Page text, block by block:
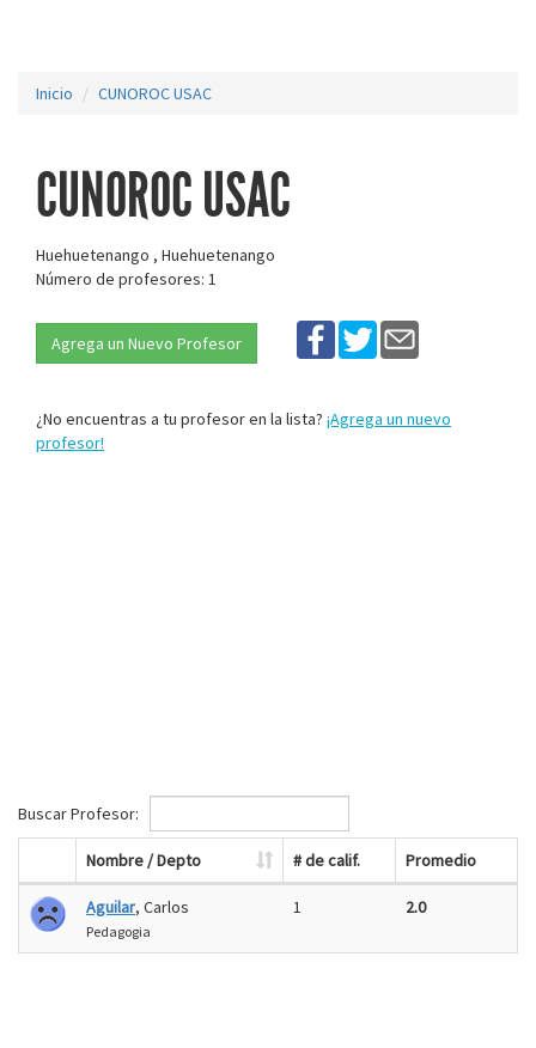
Inicio CUNOROC USAC
CUNOROC USAC
Huehuetenango , Huehuetenango
Número de profesores: 1
Agrega un Nuevo Profesor
¿No encuentras a tu profesor en la lista? ¡Agrega un nuevo
profesor!
Buscar Profesor:
Nombre / Depto # de calif. Promedio
Aguilar, Carlos
Pedagogia
1 2.0